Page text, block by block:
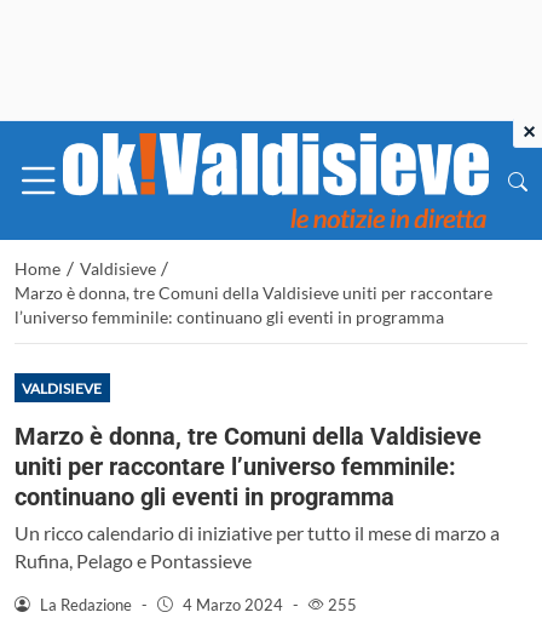
Home / Valdisieve /
Marzo è donna, tre Comuni della Valdisieve uniti per raccontare
l’universo femminile: continuano gli eventi in programma
VALDISIEVE
Marzo è donna, tre Comuni della Valdisieve
uniti per raccontare l’universo femminile:
continuano gli eventi in programma
Un ricco calendario di iniziative per tutto il mese di marzo a
Rufina, Pelago e Pontassieve
La Redazione - 4 Marzo 2024 - 255
×